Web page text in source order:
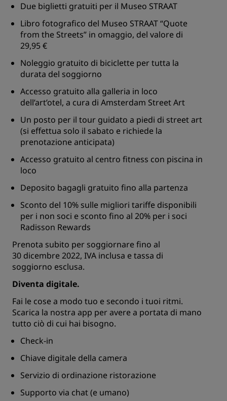
Due biglietti gratuiti per il Museo STRAAT
Libro fotografico del Museo STRAAT “Quote
from the Streets” in omaggio, del valore di
29,95 €
Noleggio gratuito di biciclette per tutta la
durata del soggiorno
Accesso gratuito alla galleria in loco
dell’art’otel, a cura di Amsterdam Street Art
Un posto per il tour guidato a piedi di street art
(si effettua solo il sabato e richiede la
prenotazione anticipata)
Accesso gratuito al centro fitness con piscina in
loco
Deposito bagagli gratuito fino alla partenza
Sconto del 10% sulle migliori tariffe disponibili
per i non soci e sconto fino al 20% per i soci
Radisson Rewards
Prenota subito per soggiornare fino al
30 dicembre 2022, IVA inclusa e tassa di
soggiorno esclusa.
Diventa digitale.
Fai le cose a modo tuo e secondo i tuoi ritmi.
Scarica la nostra app per avere a portata di mano
tutto ciò di cui hai bisogno.
Check-in
Chiave digitale della camera
Servizio di ordinazione ristorazione
Supporto via chat (e umano)